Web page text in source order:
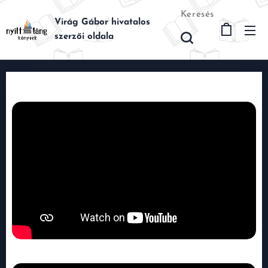
Virág Gábor hivatalos
szerzői oldala
Keresés